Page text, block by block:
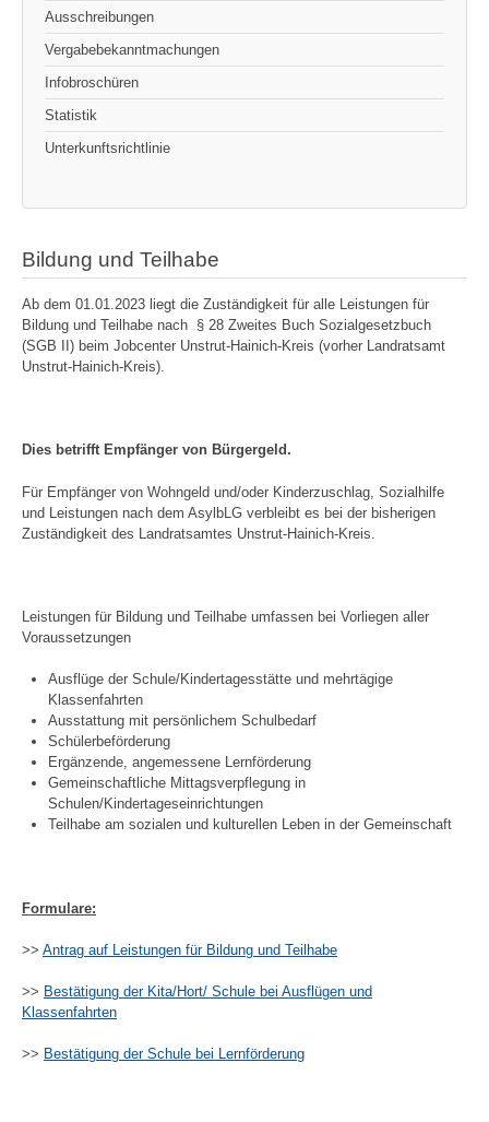
Ausschreibungen
Vergabebekanntmachungen
Infobroschüren
Statistik
Unterkunftsrichtlinie
Bildung und Teilhabe
Ab dem 01.01.2023 liegt die Zuständigkeit für alle Leistungen für
Bildung und Teilhabe nach § 28 Zweites Buch Sozialgesetzbuch
(SGB II) beim Jobcenter Unstrut-Hainich-Kreis (vorher Landratsamt
Unstrut-Hainich-Kreis).
Dies betrifft Empfänger von Bürgergeld.
Für Empfänger von Wohngeld und/oder Kinderzuschlag, Sozialhilfe
und Leistungen nach dem AsylbLG verbleibt es bei der bisherigen
Zuständigkeit des Landratsamtes Unstrut-Hainich-Kreis.
Leistungen für Bildung und Teilhabe umfassen bei Vorliegen aller
Voraussetzungen
Ausflüge der Schule/Kindertagesstätte und mehrtägige
Klassenfahrten
Ausstattung mit persönlichem Schulbedarf
Schülerbeförderung
Ergänzende, angemessene Lernförderung
Gemeinschaftliche Mittagsverpflegung in
Schulen/Kindertageseinrichtungen
Teilhabe am sozialen und kulturellen Leben in der Gemeinschaft
Formulare:
>> Antrag auf Leistungen für Bildung und Teilhabe
>> Bestätigung der Kita/Hort/ Schule bei Ausflügen und
Klassenfahrten
>> Bestätigung der Schule bei Lernförderung